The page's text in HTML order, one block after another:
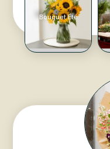
Bouquet Été